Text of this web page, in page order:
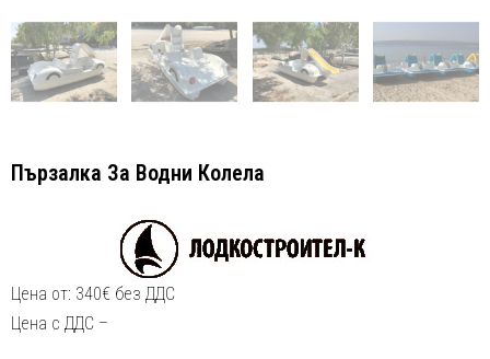
Пързалка За Водни Колела
Цена от: 340€ без ДДС
Цена с ДДС –